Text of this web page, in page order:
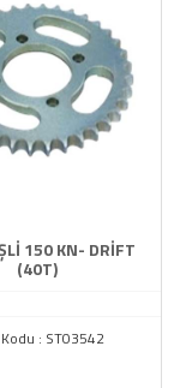
150 KN- DRİFT
(40T)
: ST03542